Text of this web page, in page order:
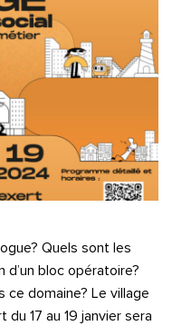
Quels sont les
d’un bloc opératoire?
domaine? Le village
17 au 19 janvier sera